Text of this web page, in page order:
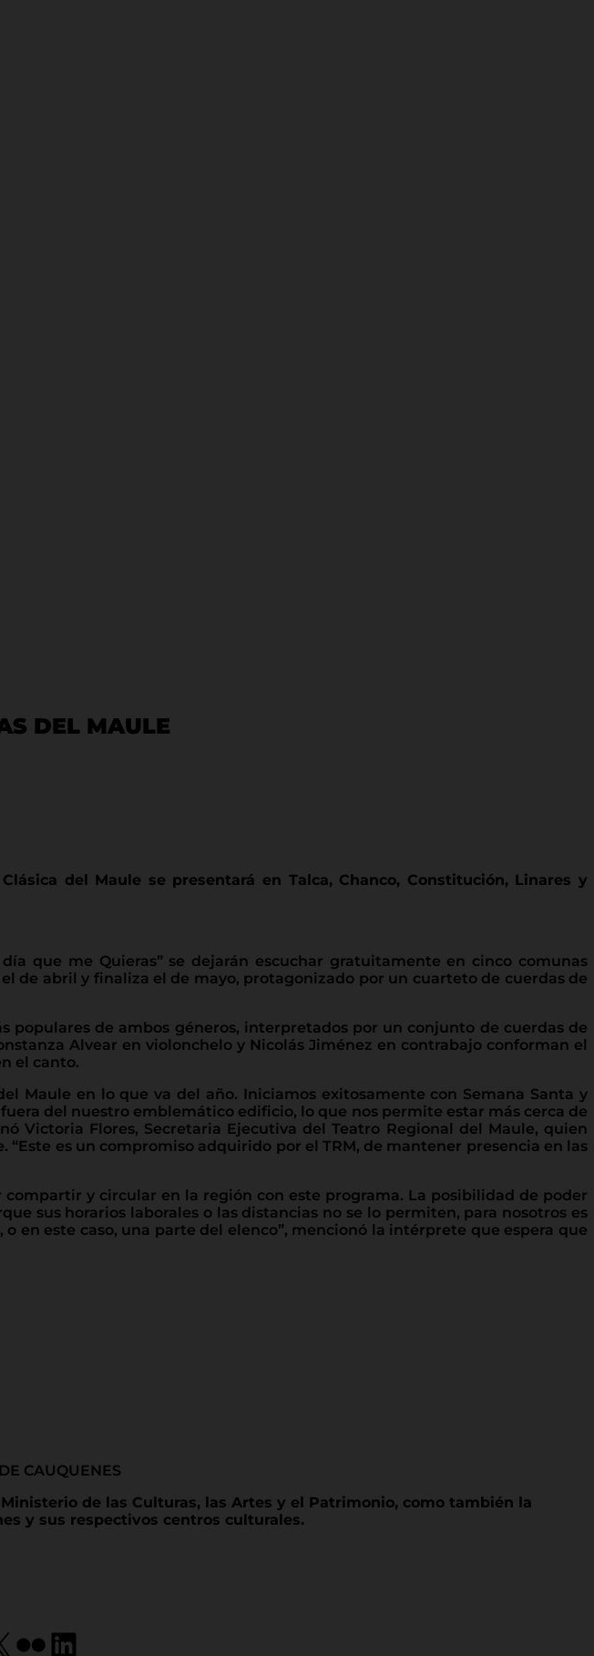
DEL MAULE
del Maule se presentará en Talca, Chanco, Constitución, Linares y
que me Quieras” se dejarán escuchar gratuitamente en cinco comunas
de abril y finaliza el de mayo, protagonizado por un cuarteto de cuerdas de
populares de ambos géneros, interpretados por un conjunto de cuerdas de
Alvear en violonchelo y Nicolás Jiménez en contrabajo conforman el
el canto.
Maule en lo que va del año. Iniciamos exitosamente con Semana Santa y
del nuestro emblemático edificio, lo que nos permite estar más cerca de
Victoria Flores, Secretaria Ejecutiva del Teatro Regional del Maule, quien
es un compromiso adquirido por el TRM, de mantener presencia en las
y circular en la región con este programa. La posibilidad de poder
sus horarios laborales o las distancias no se lo permiten, para nosotros es
en este caso, una parte del elenco”, mencionó la intérprete que espera que
CAUQUENES
de las Culturas, las Artes y el Patrimonio, como también la
y sus respectivos centros culturales.
FlickrLinkedIn